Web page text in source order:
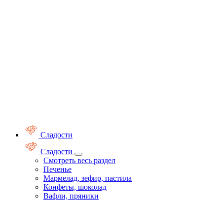
Сладости
Сладости
Смотреть весь раздел
Печенье
Мармелад, зефир, пастила
Конфеты, шоколад
Вафли, пряники